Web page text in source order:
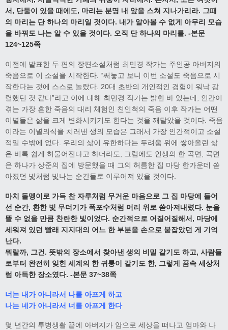
서 , 단둘이 있을 때에도, 마리는 분명 내 앞을 스쳐 지나가리라. 그때
의 마리는 단 하나의 마리일 것이다. 내가 알아볼 수 없게 아무리 모습
을 바꿔도 나는 알 수 있을 것이다. 오직 단 하나의 마리를. -본문
124~125쪽
이전에 발표한 두 편의 장편소설처럼 최민경 작가는 주인공 아버지의
죽음으로 이 소설을 시작한다. “써놓고 보니 이번 소설도 죽음으로 시
작한다는 것에 스스로 놀랐다. 20대 초반의 개인적인 경험이 워낙 강
렬했던 것 같다”라고 이에 대해 최민경 작가는 밝힌 바 있는데, 인간이
겪는 가장 흔한 죽음의 대리 체험인 친인척의 죽음 이후 작가는 어떤
이별들은 삶을 크게 변화시키기도 한다는 것을 깨달았을 것이다. 죽음
이라는 이별의식을 치러낸 생의 모습은 그래서 가장 인간적이고 소설
적일 수밖에 없다. 우리의 삶이 유한하다는 두려움 위에 쌓아올린 삶
은 비록 쉽게 허물어진다고 하더라도, 그럼에도 인생의 한 곡면, 곡면
은 하나가 상준의 집에 방문했을 때 그의 허름한 집 마당 한가운데 쏟
아졌던 빛처럼 빛나는 순간들로 이루어져 있을 것이다.
마치 돌멩이로 가득 찬 자루처럼 무거운 마음으로 그 집 마당에 들어
선 순간, 환한 빛 무더기가 폭포수처럼 머리 위로 쏟아져내렸다. 눈을
뜰 수 없을 만큼 찬란한 빛이었다. 순간적으로 어질어질해서 , 마당에
세워져 있던 빨래 지지대의 어느 한 부분을 손으로 붙잡았던 게 기억
난다.
뭐랄까, 그건 . 뜻밖의 장소에서 찾아낸 생의 비밀 같기도 하고, 사람들
로부터 완전히 잊힌 세계의 한 귀퉁이 같기도 한, 그렇게 꿈속 세상처
럼 아득한 장소였다. -본문 37~38쪽
너는 내가 아니라서 나를 아프게 하고
나는 네가 아니라서 너를 아프게 한다
몇 년간의 투병생활 끝에 아버지가 암으로 세상을 떠나고 엄마와 나